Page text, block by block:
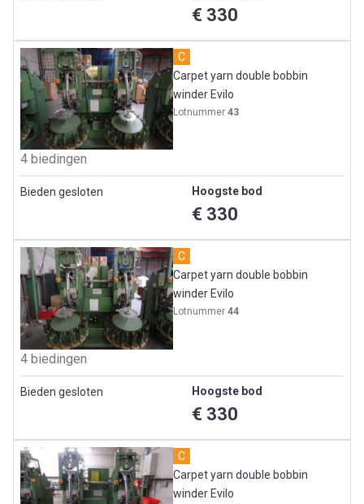
€ 330
C
Carpet yarn double bobbin
winder Evilo
Lotnummer43
4 biedingen
Bieden gesloten Hoogste bod
€ 330
C
Carpet yarn double bobbin
winder Evilo
Lotnummer44
4 biedingen
Bieden gesloten Hoogste bod
€ 330
C
Carpet yarn double bobbin
winder Evilo